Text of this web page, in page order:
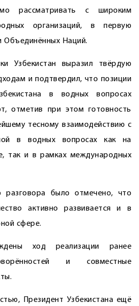
рассматривать с широким
организаций, в первую
Объединённых Наций.
Узбекистан выразил твёрдую
и подтвердил, что позиции
в водных вопросах
отметив при этом готовность
тесному взаимодействию с
в водных вопросах как на
так и в рамках международных
разговора было отмечено, что
активно развивается и в
сфере.
ход реализации ранее
и совместные
Президент Узбекистана ещё